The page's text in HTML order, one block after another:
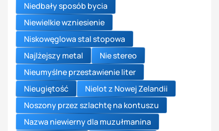
Niedbały sposób bycia
Niewielkie wzniesienie
Niskowęglowa stal stopowa
Najlżejszy metal
Nie stereo
Nieumyślne przestawienie liter
Nieugiętość
Nielot z Nowej Zelandii
Noszony przez szlachtę na kontuszu
Nazwa niewierny dla muzułmanina